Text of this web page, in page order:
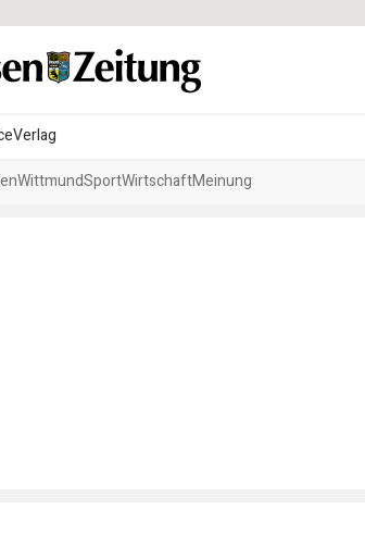
Verlag
WittmundSportWirtschaftMeinung